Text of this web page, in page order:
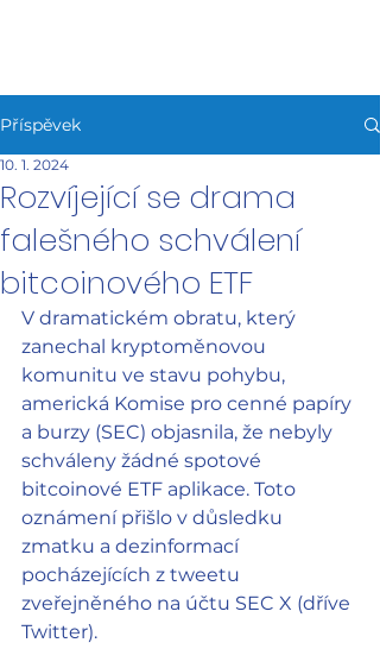
Příspěvek
Rozvíjející se drama
falešného schválení
bitcoinového ETF
10. 1. 2024
V dramatickém obratu, který
zanechal kryptoměnovou
komunitu ve stavu pohybu,
americká Komise pro cenné papíry
a burzy (SEC) objasnila, že nebyly
schváleny žádné spotové
bitcoinové ETF aplikace. Toto
oznámení přišlo v důsledku
zmatku a dezinformací
pocházejících z tweetu
zveřejněného na účtu SEC X (dříve
Twitter).